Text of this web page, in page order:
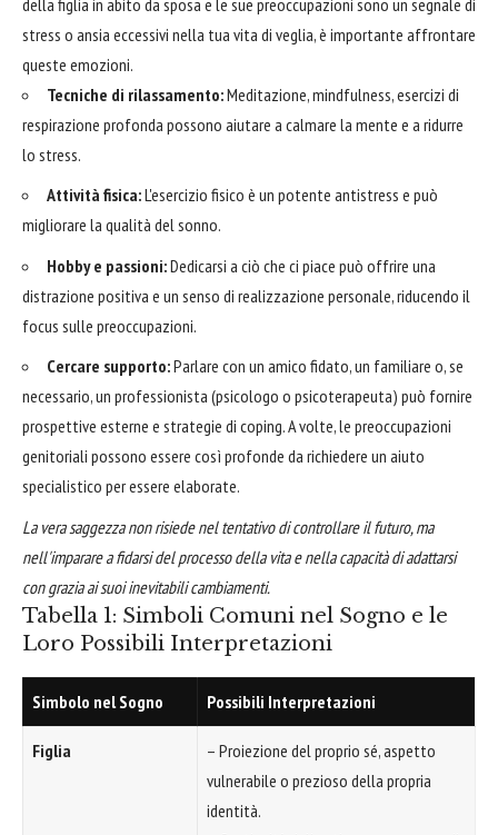
stress o ansia eccessivi nella tua vita di veglia, è importante affrontare
queste emozioni.
Tecniche di rilassamento:Meditazione, mindfulness, esercizi di
respirazione profonda possono aiutare a calmare la mente e a ridurre
lo stress.
Attività fisica:L'esercizio fisico è un potente antistress e può
migliorare la qualità del sonno.
Hobby e passioni:Dedicarsi a ciò che ci piace può offrire una
distrazione positiva e un senso di realizzazione personale, riducendo il
focus sulle preoccupazioni.
Cercare supporto:Parlare con un amico fidato, un familiare o, se
necessario, un professionista (psicologo o psicoterapeuta) può fornire
prospettive esterne e strategie di coping. A volte, le preoccupazioni
genitoriali possono essere così profonde da richiedere un aiuto
specialistico per essere elaborate.
La vera saggezza non risiede nel tentativo di controllare il futuro, ma
nell'imparare a fidarsi del processo della vita e nella capacità di adattarsi
con grazia ai suoi inevitabili cambiamenti.
Tabella 1: Simboli Comuni nel Sogno e le
Loro Possibili Interpretazioni
Simbolo nel Sogno Possibili Interpretazioni
Figlia
– Proiezione del proprio sé, aspetto
vulnerabile o prezioso della propria
identità.